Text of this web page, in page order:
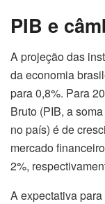
PIB e
A projeção das
da economia
para 0,8%. Para
Bruto (PIB, a
no país) é de
mercado
2%,
A expectativa